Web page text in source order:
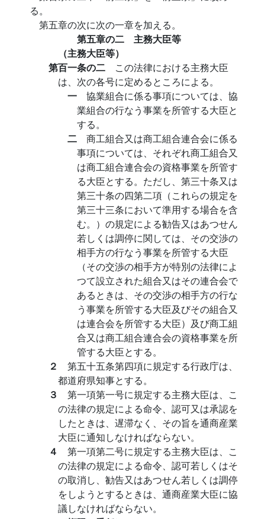
る。
第五章の次に次の一章を加える。
第五章の二 主務大臣等
（主務大臣等）
第百一条の二 この法律における主務大臣
は、次の各号に定めるところによる。
一 協業組合に係る事項については、協
業組合の行なう事業を所管する大臣と
する。
二 商工組合又は商工組合連合会に係る
事項については、それぞれ商工組合又
は商工組合連合会の資格事業を所管す
る大臣とする。ただし、第三十条又は
第三十条の四第二項（これらの規定を
第三十三条において準用する場合を含
む。）の規定による勧告又はあつせん
若しくは調停に関しては、その交渉の
相手方の行なう事業を所管する大臣
（その交渉の相手方が特別の法律によ
つて設立された組合又はその連合会で
あるときは、その交渉の相手方の行な
う事業を所管する大臣及びその組合又
は連合会を所管する大臣）及び商工組
合又は商工組合連合会の資格事業を所
管する大臣とする。
２ 第五十五条第四項に規定する行政庁は、
都道府県知事とする。
３ 第一項第一号に規定する主務大臣は、こ
の法律の規定による命令、認可又は承認を
したときは、遅滞なく、その旨を通商産業
大臣に通知しなければならない。
４ 第一項第二号に規定する主務大臣は、こ
の法律の規定による命令、認可若しくはそ
の取消し、勧告又はあつせん若しくは調停
をしようとするときは、通商産業大臣に協
議しなければならない。